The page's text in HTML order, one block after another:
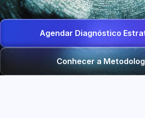
Agendar Diagnóstico
Conhecer a